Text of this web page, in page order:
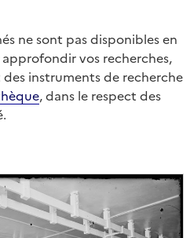
ne sont pas disponibles en
vos recherches,
des instruments de recherche
, dans le respect des